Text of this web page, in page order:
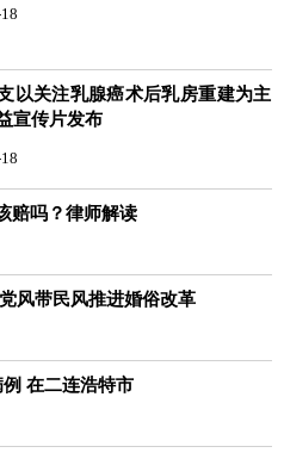
18
以关注乳腺癌术后乳房重建为主
宣传片发布
18
赔吗？律师解读
风带民风推进婚俗改革
在二连浩特市